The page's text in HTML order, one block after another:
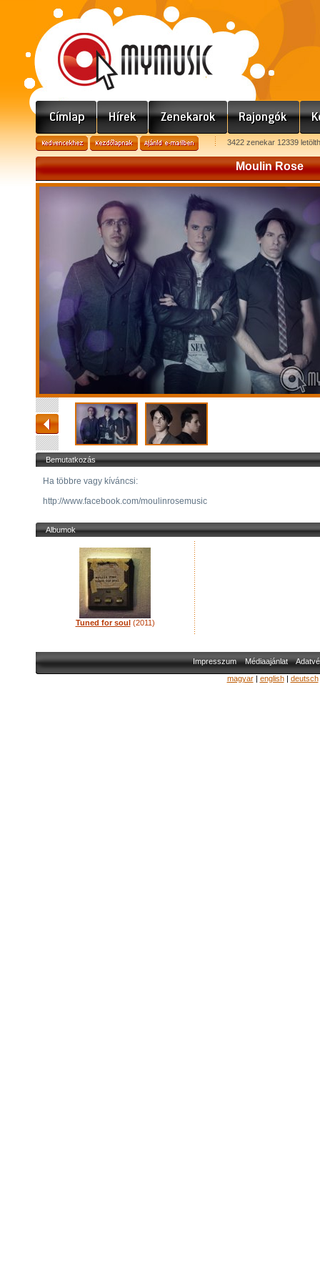
3422 zenekar 12339
Moulin Rose
Bemutatkozás
Ha többre vagy kíváncsi:
http://www.facebook.com/moulinrosemusic
Albumok
Tuned for soul(2011)
Impresszum Médiaajánlat
magyar| english| deutsch